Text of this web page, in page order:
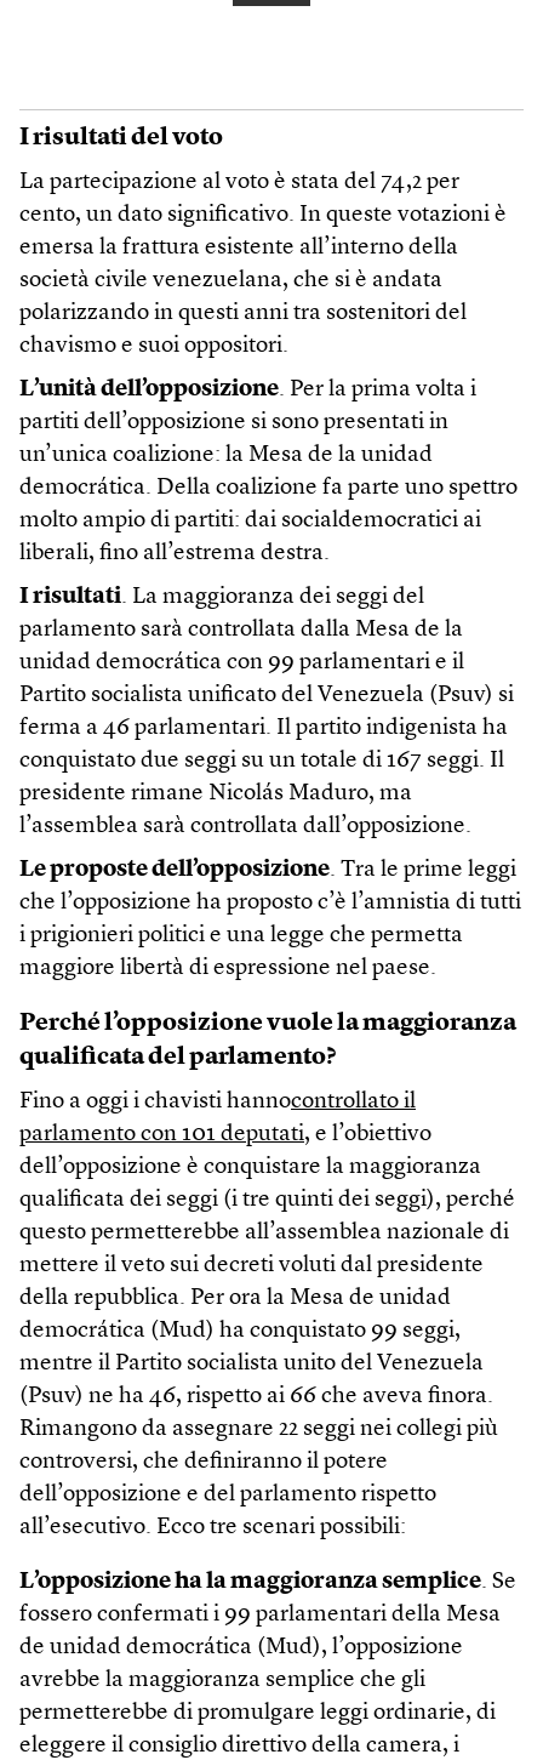
I risultati del voto
La partecipazione al voto è stata del 74,2 per
cento, un dato significativo. In queste votazioni è
emersa la frattura esistente all’interno della
società civile venezuelana, che si è andata
polarizzando in questi anni tra sostenitori del
chavismo e suoi oppositori.
L’unità dell’opposizione. Per la prima volta i
partiti dell’opposizione si sono presentati in
un’unica coalizione: la Mesa de la unidad
democrática. Della coalizione fa parte uno spettro
molto ampio di partiti: dai socialdemocratici ai
liberali, fino all’estrema destra.
I risultati. La maggioranza dei seggi del
parlamento sarà controllata dalla Mesa de la
unidad democrática con 99 parlamentari e il
Partito socialista unificato del Venezuela (Psuv) si
ferma a 46 parlamentari. Il partito indigenista ha
conquistato due seggi su un totale di 167 seggi. Il
presidente rimane Nicolás Maduro, ma
l’assemblea sarà controllata dall’opposizione.
Le proposte dell’opposizione. Tra le prime leggi
che l’opposizione ha proposto c’è l’amnistia di tutti
i prigionieri politici e una legge che permetta
maggiore libertà di espressione nel paese.
Perché l’opposizione vuole la maggioranza
qualificata del parlamento?
Fino a oggi i chavisti hannocontrollato il
parlamento con 101 deputati, e l’obiettivo
dell’opposizione è conquistare la maggioranza
qualificata dei seggi (i tre quinti dei seggi), perché
questo permetterebbe all’assemblea nazionale di
mettere il veto sui decreti voluti dal presidente
della repubblica. Per ora la Mesa de unidad
democrática (Mud) ha conquistato 99 seggi,
mentre il Partito socialista unito del Venezuela
(Psuv) ne ha 46, rispetto ai 66 che aveva finora.
Rimangono da assegnare 22 seggi nei collegi più
controversi, che definiranno il potere
dell’opposizione e del parlamento rispetto
all’esecutivo. Ecco tre scenari possibili:
L’opposizione ha la maggioranza semplice. Se
fossero confermati i 99 parlamentari della Mesa
de unidad democrática (Mud), l’opposizione
avrebbe la maggioranza semplice che gli
permetterebbe di promulgare leggi ordinarie, di
eleggere il consiglio direttivo della camera, i